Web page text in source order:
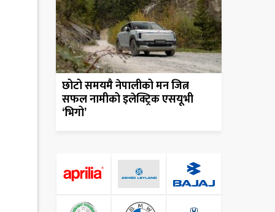
छोटो समयमै नेपालीको मन जित्न
सफल नामीको इलेक्ट्रिक एसयूभी
‘भिगो’